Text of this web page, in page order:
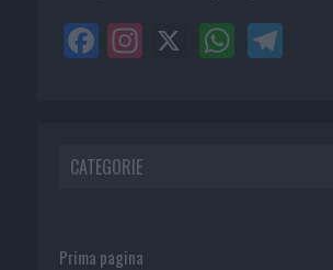
CATEGORIE
Prima pagina